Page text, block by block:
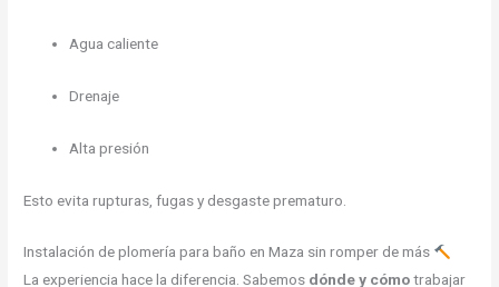
Agua caliente
Drenaje
Alta presión
Esto evita rupturas, fugas y desgaste prematuro.
Instalación de plomería para baño en Maza sin romper de más
La experiencia hace la diferencia. Sabemos dónde y cómotrabajar